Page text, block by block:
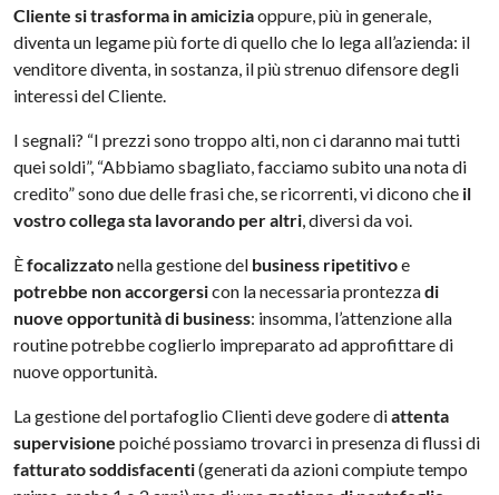
Cliente si trasforma in amiciziaoppure, più in generale,
diventa un legame più forte di quello che lo lega all’azienda: il
venditore diventa, in sostanza, il più strenuo difensore degli
interessi del Cliente.
I segnali? “I prezzi sono troppo alti, non ci daranno mai tutti
quei soldi”, “Abbiamo sbagliato, facciamo subito una nota di
credito” sono due delle frasi che, se ricorrenti, vi dicono che il
vostro collega sta lavorando per altri, diversi da voi.
Èfocalizzatonella gestione del business ripetitivoe
potrebbe non accorgersicon la necessaria prontezzadi
nuove opportunità di business: insomma, l’attenzione alla
routine potrebbe coglierlo impreparato ad approfittare di
nuove opportunità.
La gestione del portafoglio Clienti deve godere diattenta
supervisione poiché possiamo trovarci in presenza di flussi di
fatturato soddisfacenti(generati da azioni compiute tempo